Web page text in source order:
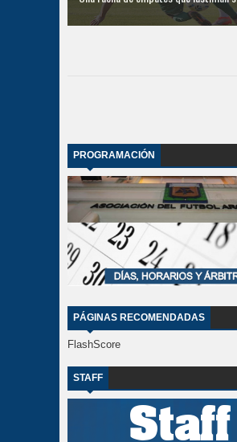
PROGRAMACIÓN
PÁGINAS RECOMENDADAS
FlashScore
STAFF